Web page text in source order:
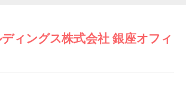
ィングス株式会社 銀座オフィ